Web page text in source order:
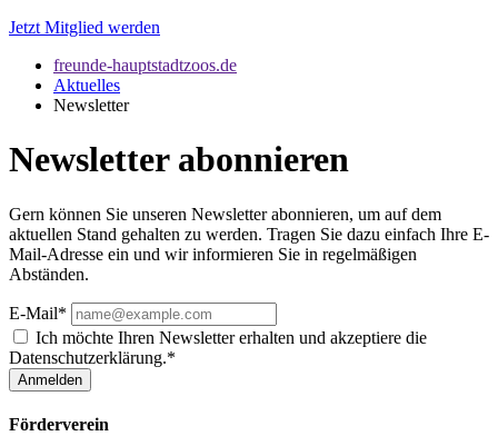
Jetzt Mitglied werden
freunde-hauptstadtzoos.de
Aktuelles
Newsletter
Newsletter abonnieren
Gern können Sie unseren Newsletter abonnieren, um auf dem
aktuellen Stand gehalten zu werden. Tragen Sie dazu einfach Ihre E-
Mail-Adresse ein und wir informieren Sie in regelmäßigen
Abständen.
E-Mail*
Ich möchte Ihren Newsletter erhalten und akzeptiere die
Datenschutzerklärung.*
Anmelden
Förderverein